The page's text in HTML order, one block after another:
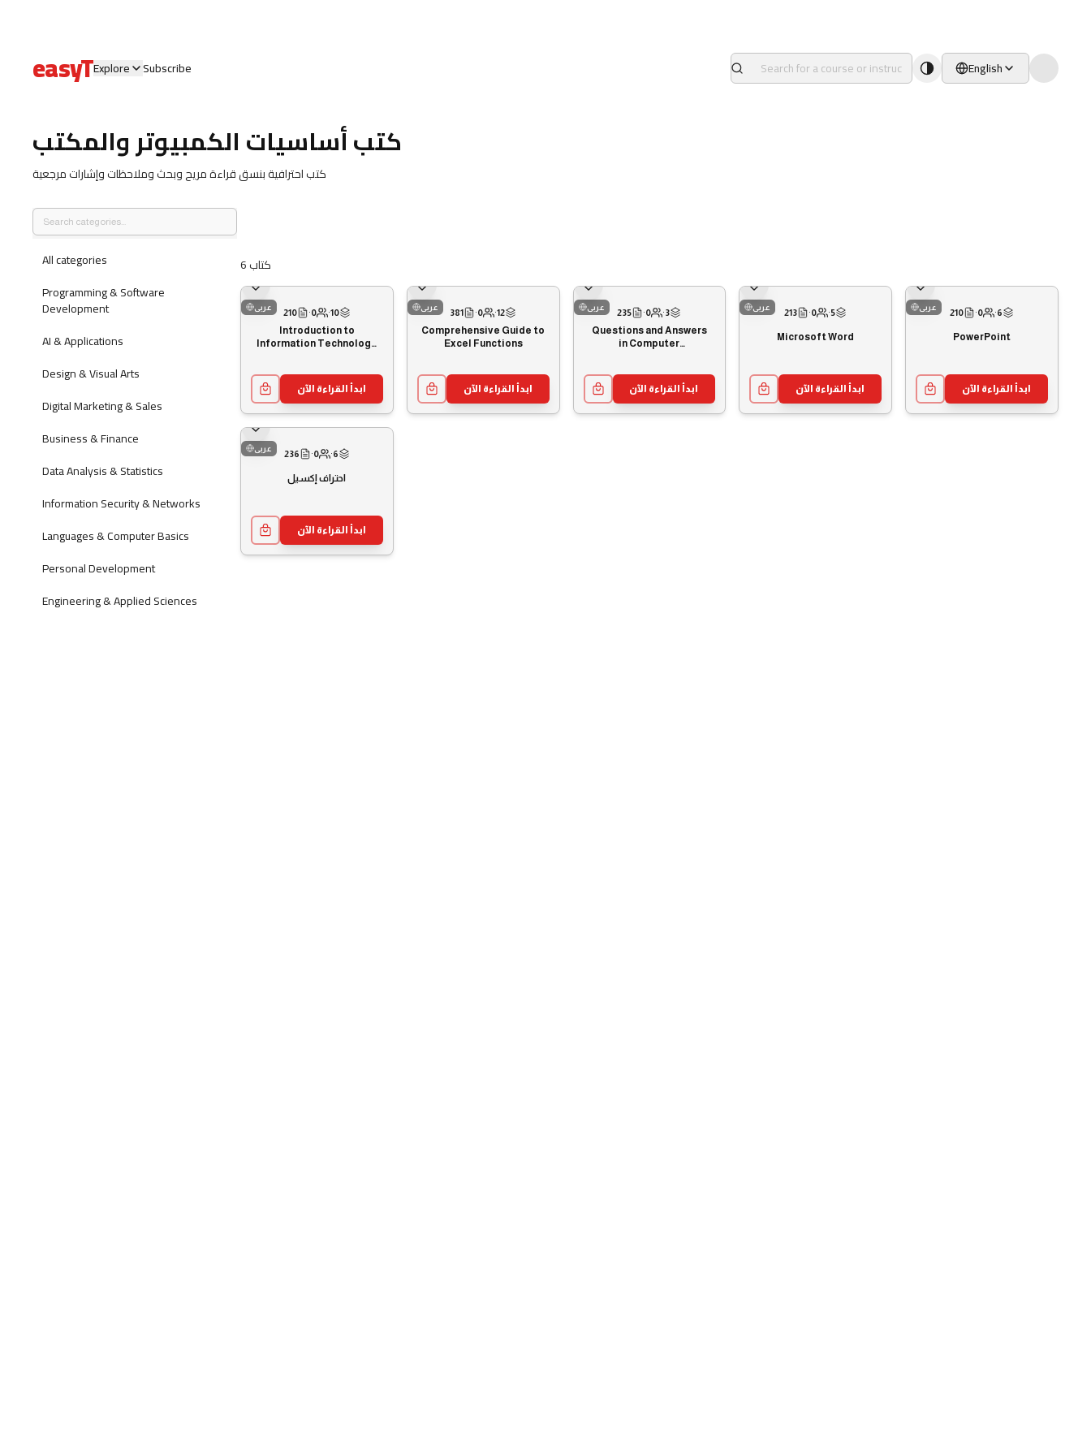
easyTExplore Subscribe English
كتب أساسيات الكمبيوتر والمكتب
كتب احترافية بنسق قراءة مريح وبحث وملاحظات وإشارات مرجعية
All categories
Programming & Software
Development
AI & Applications
Design & Visual Arts
Digital Marketing & Sales
Business & Finance
Data Analysis & Statistics
Information Security & Networks
Languages & Computer Basics
Personal Development
Engineering & Applied Sciences
6كتاب
عربى
210 ·0 ·10
Introduction to
Information Technology
ابدأ القراءة الآن
عربى
381 ·0 ·12
Comprehensive Guide to
Excel Functions
ابدأ القراءة الآن
عربى
235 ·0 ·3
Questions and Answers
in Computer
ابدأ القراءة الآن
عربى
213 ·0 ·5
Microsoft Word
ابدأ القراءة الآن
عربى
210 ·0 ·6
PowerPoint
ابدأ القراءة الآن
عربى
236 ·0 ·6
احتراف إكسيل
ابدأ القراءة الآن